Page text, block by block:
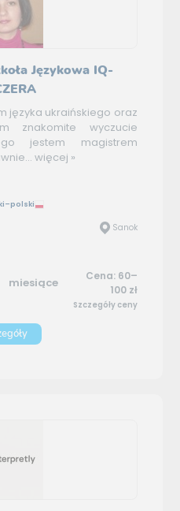
Językowa IQ-
języka ukraińskiego oraz
znakomite wyczucie
jestem magistrem
więcej »
Sanok
Cena: 60–
100 zł
Szczegóły ceny